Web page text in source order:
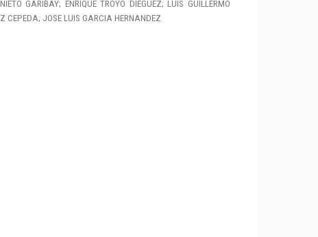
GARIBAY; ENRIQUE TROYO DIEGUEZ; LUIS GUILLERMO
CEPEDA; JOSE LUIS GARCIA HERNANDEZ